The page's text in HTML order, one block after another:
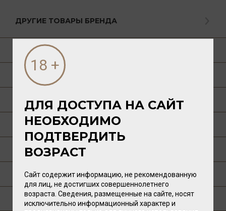
ДРУГИЕ ТОВАРЫ БРЕНДА
О ТОВАРЕ
ГАСТРОНОМИЯ
О РЕГИОНЕ
О ПРОИЗВОДИТЕЛЕ
ТЕХНОЛОГИЯ
ПУБЛИКАЦИИ О ТОВАРЕ
ГДЕ КУПИТЬ?
ДЛЯ ДОСТУПА НА САЙТ
НЕОБХОДИМО
ПОДТВЕРДИТЬ
ВОЗРАСТ
Сайт содержит информацию, не рекомендованную
для лиц, не достигших совершеннолетнего
возраста. Сведения, размещенные на сайте, носят
исключительно информационный характер и